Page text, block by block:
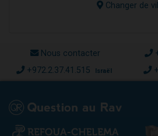
Changer de
Nous contacter
+972.2.37.41.515 Israël